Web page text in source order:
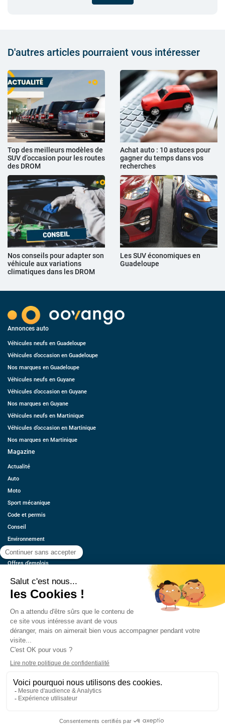
D'autres articles pourraient vous intéresser
Top des meilleurs modèles de
SUV d’occasion pour les routes
des DROM
Achat auto : 10 astuces pour
gagner du temps dans vos
recherches
Nos conseils pour adapter son
véhicule aux variations
climatiques dans les DROM
Les SUV économiques en
Guadeloupe
Annonces auto
Véhicules neufs en Guadeloupe
Véhicules d’occasion en Guadeloupe
Nos marques en Guadeloupe
Véhicules neufs en Guyane
Véhicules d’occasion en Guyane
Nos marques en Guyane
Véhicules neufs en Martinique
Véhicules d’occasion en Martinique
Nos marques en Martinique
Magazine
Actualité
Auto
Moto
Sport mécanique
Code et permis
Conseil
Environnement
Économie
Offres d’emplois
Contact
Estimez votre voiture
Mentions légales
CGU